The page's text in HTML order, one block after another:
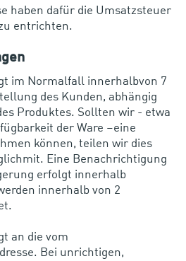
haben dafür die Umsatzsteuer
entrichten.
im Normalfall innerhalbvon 7
des Kunden, abhängig
Produktes. Sollten wir - etwa
der Ware –eine
können, teilen wir dies
Eine Benachrichtigung
erfolgt innerhalb
innerhalb von 2
an die vom
Bei unrichtigen,